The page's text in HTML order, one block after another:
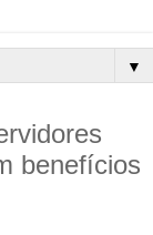
▼
benefícios